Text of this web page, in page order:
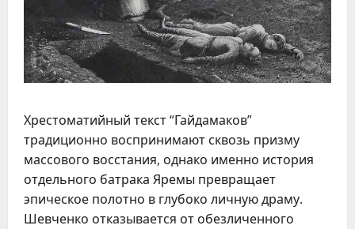
Хрестоматийный текст “Гайдамаков”
традиционно воспринимают сквозь призму
массового восстания, однако именно история
отдельного батрака Яремы превращает
эпическое полотно в глубоко личную драму.
Шевченко отказывается от обезличенного